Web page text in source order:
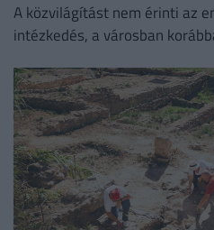
A közvilágítást nem érinti az
intézkedés, a városban